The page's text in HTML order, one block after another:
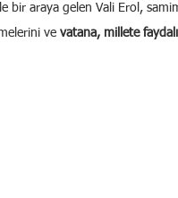
bir araya gelen Vali Erol,
ve vatana, millete